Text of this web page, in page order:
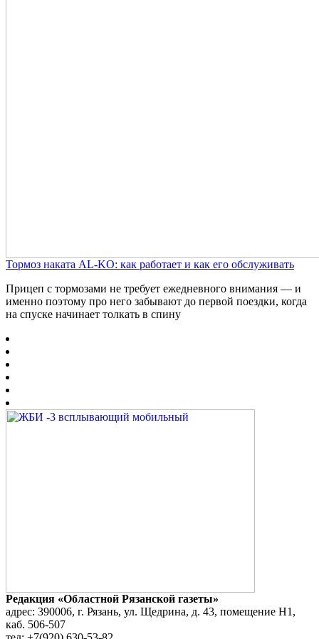
Тормоз наката AL-KO: как работает и как его обслуживать
Прицеп с тормозами не требует ежедневного внимания — и
именно поэтому про него забывают до первой поездки, когда
на спуске начинает толкать в спину
Редакция «Областной Рязанской газеты»
адрес: 390006, г. Рязань, ул. Щедрина, д. 43, помещение Н1,
каб. 506-507